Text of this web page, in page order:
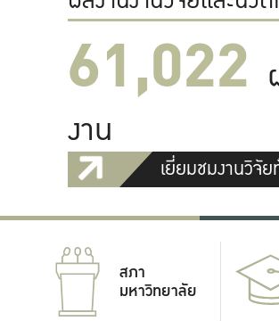
61,022
งาน
เยี่ยมชมงานวิจั
สภา
มหาวิทยาลัย